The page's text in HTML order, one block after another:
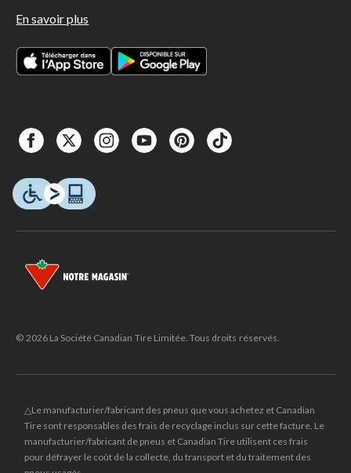
En savoir plus
© 2026 La Société Canadian Tire Limitée. Tous droits réservés.
△Le manufacturier/fabricant des pneus que vous achetez et Canadian
Tire sont responsables des frais de recyclage inclus sur cette facture. Le
manufacturier/fabricant de pneus et Canadian Tire utilisent ces frais
pour défrayer le coût de la collecte, du transport et du traitement des